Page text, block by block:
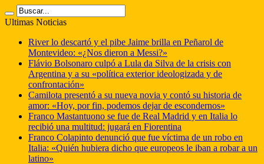
Ultimas Noticias
River lo descartó y el pibe Jaime brilla en Peñarol de
Montevideo: «¿Nos dieron a Messi?»
Flávio Bolsonaro culpó a Lula da Silva de la crisis con
Argentina y a su «política exterior ideologizada y de
confrontación»
Camilota presentó a su nueva novia y contó su historia de
amor: «Hoy, por fin, podemos dejar de escondernos»
Franco Mastantuono se fue de Real Madrid y en Italia lo
recibió una multitud: jugará en Fiorentina
Franco Colapinto denunció que fue víctima de un robo en
Italia: «Quién hubiera dicho que europeos le iban a robar a un
latino»